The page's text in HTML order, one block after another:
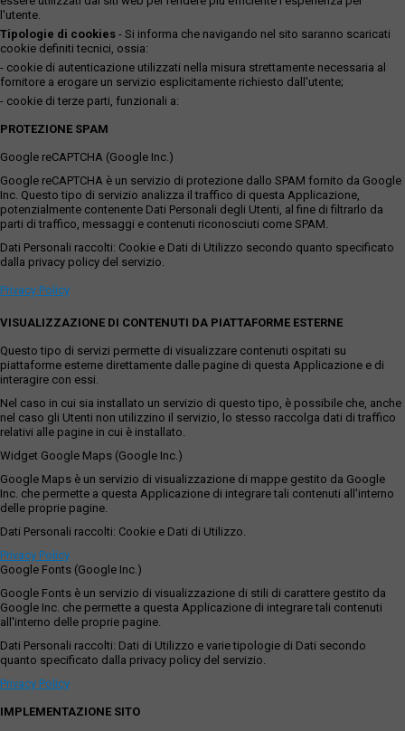
esecuzione ancorché esso risulti afferente a detta nota. Il
tutto come meglio illustrato, precisato, rappresentato e
descritto nell’elaborato peritale depositato in atti. Ogni
problematica e/o questione rispetto a tutto quanto sopra
evidenziato e meglio rilevato, riportato e descritto
nell’elaborato peritale nonché riguardo ad eventuali rapporti,
vincoli, oneri, servitù e/o diritti di terzi o comunque connessa
o dipendente dalla predetta situazione esistente nonché tutti
delle intestazioni catastali, saranno a totale rischio, carico,
cura e spese dell’aggiudicatario, come meglio indicato in
perizia. Di tutto quanto sopra e della complessiva situazione
esistente, delle criticità, della mancanza di garanzia, delle
condizioni e dello stato del compendio, nonché di quanto
necessario per l’aggiornamento della intestazione catastale,
come meglio precisato in perizia, ivi inclusi oneri e spese di
ogni genere, che sono ad esclusivo carico e cura
dell’aggiudicatario, si è tenuto conto nella determinazione del
valore di stima.Il tutto come meglio descritto nell’elaborato
Quota pari ad 1/1 del diritto di piena proprietà su
appezzamento di terreno, qualità uliveto, sito in Roma
(RM), Località “Marmorelle”, della superficie di 4.159 mq
circa. È identificato al Catasto Terreni del Comune di
Roma Sezione C (Provincia di Roma) al Foglio 1055,
Particella 250, qualità uliveto, classe 2, superficie 41 are
59 ca, deduzione <A5, reddito dominicale euro 27,00,
reddito agrario euro 11,81. Confina con la particella 249
del foglio 1055, la particella 20 del foglio 1055, la :
Quota pari ad 1/1 del diritto di piena proprietà su
Località “Marmorelle”, della superficie di 4.159 mq circa. È
identificato al Catasto Terreni del Comune di Roma Sezione
C (Provincia di Roma) al Foglio 1055, Particella 250, qualità
uliveto, classe 2, superficie 41 are 59 ca, deduzione <A5,
reddito dominicale euro 27,00, reddito agrario euro 11,81.
Confina con la particella 249 del foglio 1055, la particella 20
del foglio 1055, la particella 9 del foglio 1055, salvo altri e più
esatti confini. Il cespite è occupato dagli esecutati.In base al
Certificato di Destinazione Urbanistica (CDU) rilasciato
all’Esperto da Roma Capitale Dipartimento Programmazione
ed Attuazione Urbanistica Direzione Edilizia Ufficio
l'utente.
Tipologie di cookies - Si informa che navigando nel sito saranno scaricati
cookie definiti tecnici, ossia:
- cookie di autenticazione utilizzati nella misura strettamente necessaria al
fornitore a erogare un servizio esplicitamente richiesto dall'utente;
- cookie di terze parti, funzionali a:
PROTEZIONE SPAM
Google reCAPTCHA (Google Inc.)
Google reCAPTCHA è un servizio di protezione dallo SPAM fornito da Google
Inc. Questo tipo di servizio analizza il traffico di questa Applicazione,
potenzialmente contenente Dati Personali degli Utenti, al fine di filtrarlo da
parti di traffico, messaggi e contenuti riconosciuti come SPAM.
Dati Personali raccolti: Cookie e Dati di Utilizzo secondo quanto specificato
dalla privacy policy del servizio.
Privacy Policy
VISUALIZZAZIONE DI CONTENUTI DA PIATTAFORME ESTERNE
Questo tipo di servizi permette di visualizzare contenuti ospitati su
piattaforme esterne direttamente dalle pagine di questa Applicazione e di
interagire con essi.
Nel caso in cui sia installato un servizio di questo tipo, è possibile che, anche
nel caso gli Utenti non utilizzino il servizio, lo stesso raccolga dati di traffico
relativi alle pagine in cui è installato.
Widget Google Maps (Google Inc.)
Google Maps è un servizio di visualizzazione di mappe gestito da Google
Inc. che permette a questa Applicazione di integrare tali contenuti all'interno
delle proprie pagine.
Dati Personali raccolti: Cookie e Dati di Utilizzo.
Privacy Policy
Google Fonts (Google Inc.)
Google Fonts è un servizio di visualizzazione di stili di carattere gestito da
Google Inc. che permette a questa Applicazione di integrare tali contenuti
all'interno delle proprie pagine.
Dati Personali raccolti: Dati di Utilizzo e varie tipologie di Dati secondo
quanto specificato dalla privacy policy del servizio.
Privacy Policy
IMPLEMENTAZIONE SITO